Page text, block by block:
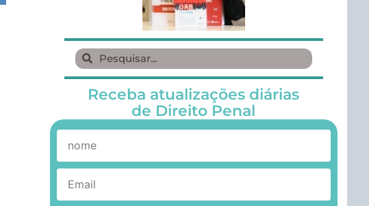
Receba atualizações diárias
de Direito Penal